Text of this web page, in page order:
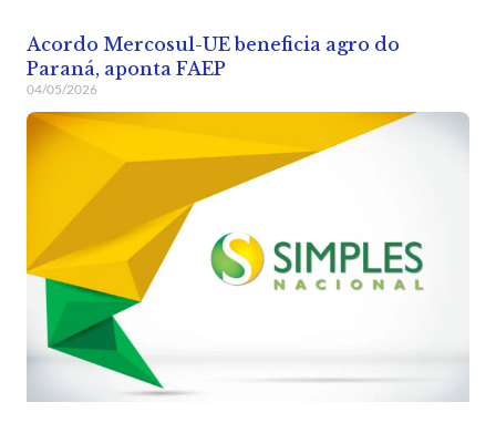
Acordo Mercosul-UE beneficia agro do
Paraná, aponta FAEP
04/05/2026